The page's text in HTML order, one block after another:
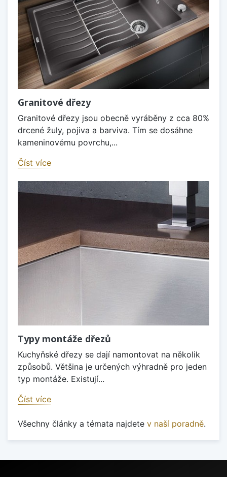
Granitové dřezy
Granitové dřezy jsou obecně vyráběny z cca 80%
drcené žuly, pojiva a barviva. Tím se dosáhne
kameninovému povrchu,...
Číst více
Typy montáže dřezů
Kuchyňské dřezy se dají namontovat na několik
způsobů. Většina je určených výhradně pro jeden
typ montáže. Existují...
Číst více
Všechny články a témata najdete v naší poradně.